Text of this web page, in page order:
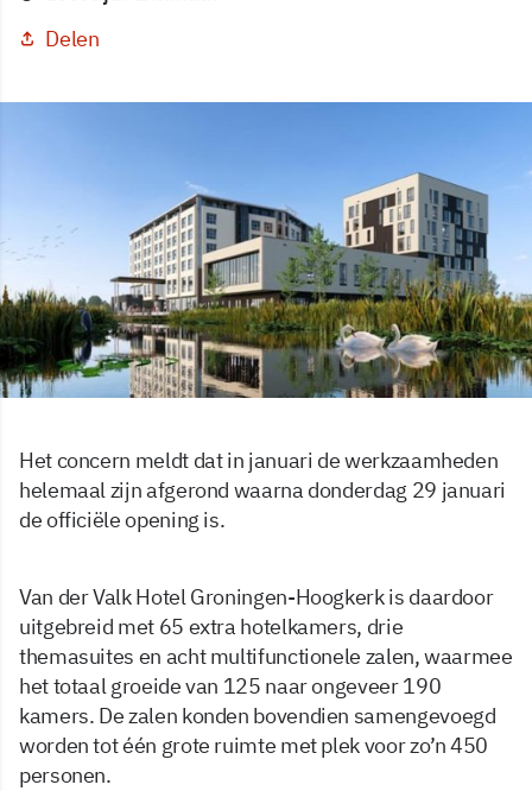
Delen
Het concern meldt dat in januari de werkzaamheden
helemaal zijn afgerond waarna donderdag 29 januari
de officiële opening is.
Van der Valk Hotel Groningen-Hoogkerk is daardoor
uitgebreid met 65 extra hotelkamers, drie
themasuites en acht multifunctionele zalen, waarmee
het totaal groeide van 125 naar ongeveer 190
kamers. De zalen konden bovendien samengevoegd
worden tot één grote ruimte met plek voor zo’n 450
personen.